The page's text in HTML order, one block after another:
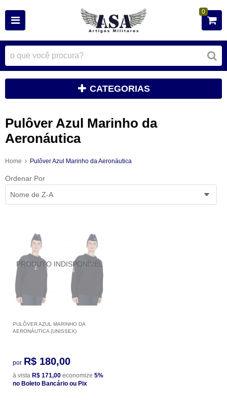
0
CATEGORIAS
Pulôver Azul Marinho da
Aeronáutica
Home Pulôver Azul Marinho da Aeronáutica
Ordenar Por
Nome de Z-A
PULÔVER AZUL MARINHO DA
AERONÁUTICA (UNISSEX)
por R$ 180,00
à vista R$ 171,00 economize 5%
no Boleto Bancário ou Pix